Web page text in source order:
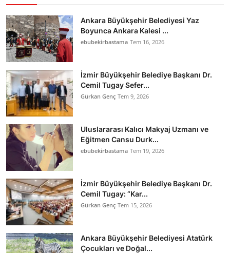
Ankara Büyükşehir Belediyesi Yaz
Boyunca Ankara Kalesi ...
ebubekirbastama Tem 16, 2026
İzmir Büyükşehir Belediye Başkanı Dr.
Cemil Tugay Sefer...
Gürkan Genç Tem 9, 2026
Uluslararası Kalıcı Makyaj Uzmanı ve
Eğitmen Cansu Durk...
ebubekirbastama Tem 19, 2026
İzmir Büyükşehir Belediye Başkanı Dr.
Cemil Tugay: “Kar...
Gürkan Genç Tem 15, 2026
Ankara Büyükşehir Belediyesi Atatürk
Çocukları ve Doğal...